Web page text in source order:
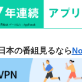
本の番組見るなら